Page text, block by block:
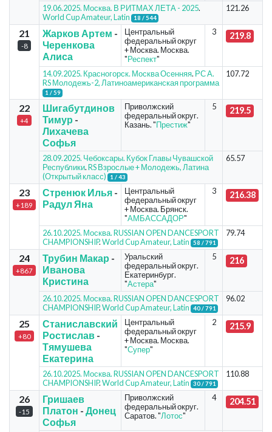
19.06.2025. Москва. В РИТМАХ ЛЕТА - 2025.
World Cup Amateur, Latin
18 / 544
121.26
21
-8
Жарков Артем -
Черенкова
Алиса
Центральный
федеральный округ
+ Москва. Москва.
"Респект"
3 219.8
14.09.2025. Красногорск. Москва Осенняя. РС А.
RS Молодежь-2, Латиноамериканская программа
1 / 59
107.72
22
+4
Шигабутдинов
Тимур -
Лихачева
Софья
Приволжский
федеральный округ.
Казань. "Престиж"
5 219.5
28.09.2025. Чебоксары. Кубок Главы Чувашской
Республики.RS Взрослые + Молодежь, Латина
(Открытый класс)
1 / 43
65.57
23
+189
Стренюк Илья-
Радул Яна
Центральный
федеральный округ
+ Москва. Брянск.
"АМБАССАДОР"
3 216.38
26.10.2025. Москва. RUSSIAN OPEN DANCESPORT
CHAMPIONSHIP.World Cup Amateur, Latin 58 / 791
79.74
24
+867
Трубин Макар -
Иванова
Кристина
Уральский
федеральный округ.
Екатеринбург.
"Астера"
5 216
26.10.2025. Москва. RUSSIAN OPEN DANCESPORT
CHAMPIONSHIP.World Cup Amateur, Latin 40 / 791
96.02
25
+80
Станиславский
Ростислав-
Тямушева
Екатерина
Центральный
федеральный округ
+ Москва. Москва.
"Супер"
2 215.9
26.10.2025. Москва. RUSSIAN OPEN DANCESPORT
CHAMPIONSHIP.World Cup Amateur, Latin 30 / 791
110.88
26
-15
Гришаев
Платон - Донец
Софья
Приволжский
федеральный округ.
Саратов. "Лотос"
4 204.51